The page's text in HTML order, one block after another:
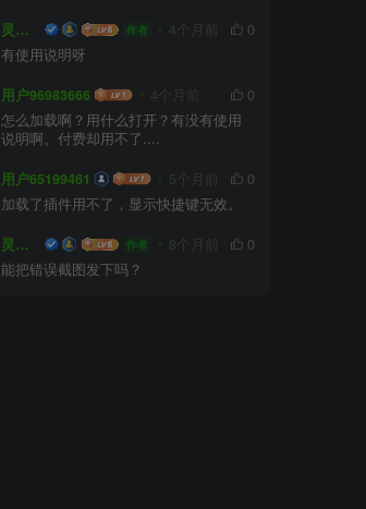
灵感屋 作者 4个月前
0
有使用说明呀
用户96983666 4个月前
0
怎么加载啊？用什么打开？有没有使用
说明啊。付费却用不了....
用户65199461 5个月前
0
加载了插件用不了，显示快捷键无效。
灵感屋 作者 8个月前
0
能把错误截图发下吗？